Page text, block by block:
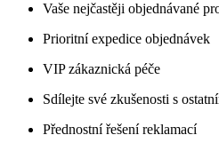
Vaše nejčastěji objednávané
Prioritní expedice objednávek
VIP zákaznická péče
Sdílejte své zkušenosti s
Přednostní řešení reklamací